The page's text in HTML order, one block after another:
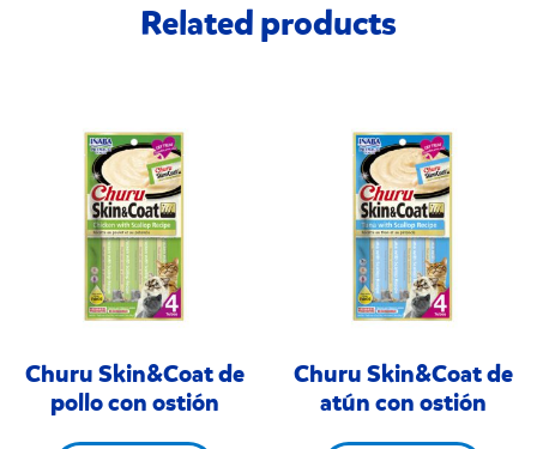
Related products
Churu Skin&Coat de
pollo con ostión
Churu Skin&Coat de
atún con ostión